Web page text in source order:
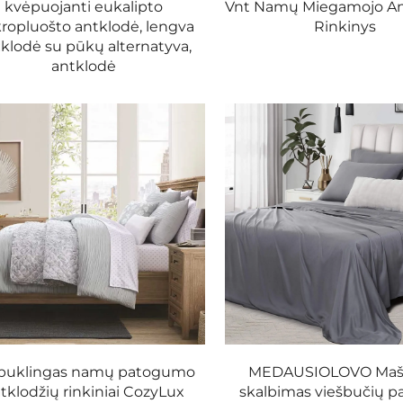
tarptautinis pristatymas.
su 200–1000 siūlų tankiu.
pageidavimams.
šilku ar mikropluoštu.
pildymo.
kvėpuojanti eukalipto
antklodė, lengva
su pūkų alternatyva,
antklodė
Vnt Namų Miegamojo
Rinkinys
namų patogumo
rinkiniai CozyLux
MEDAUSIOLOVO
skalbimas viešbučių